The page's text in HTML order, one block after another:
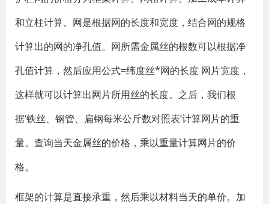
和立柱计算。网是根据网的长度和宽度，结合网的规格
计算出的网的净孔值。网所需金属丝的根数可以根据净
孔值计算，然后应用公式=纬度丝*网的长度 网片宽度，
这样就可以计算出网片所用丝的长度。之后，我们根
据‘铁丝、钢管、扁钢每米公斤数对照表’计算网片的重
量。查询当天金属丝的价格，乘以重量计算网片的价
格。
框架的计算是直接承重，然后乘以材料当天的单价。加